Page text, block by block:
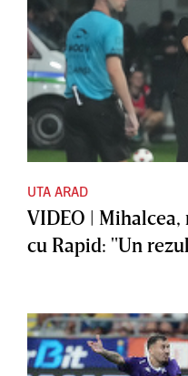
UTA ARAD
VIDEO |
cu Rapid: "Un